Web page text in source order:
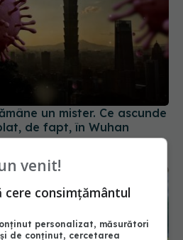
un mister. Ce ascunde
de fapt, în Wuhan
venit!
cere consimțământul
personalizat, măsurători
de conținut, cercetarea